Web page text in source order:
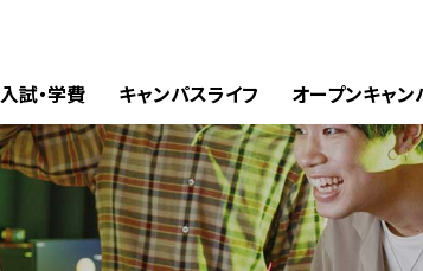
入試・学費 キャンパスライフ オープンキャン